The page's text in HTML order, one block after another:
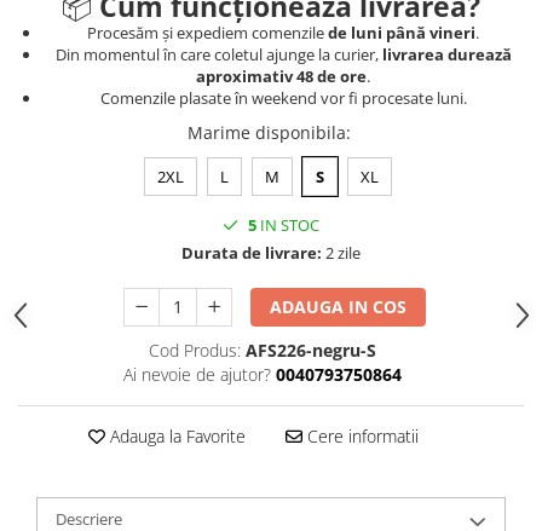
Procesăm și expediem comenzilede luni până vineri.
Din momentul în care coletul ajunge la curier, livrarea durează
aproximativ 48 de ore.
Comenzile plasate în weekend vor fi procesate luni.
Marime disponibila:
2XL L M S XL
5 IN STOC
Durata de livrare: 2 zile
ADAUGA IN COS
Cod Produs: AFS226-negru-S
Ai nevoie de ajutor? 0040793750864
Adauga la Favorite Cere informatii
Descriere